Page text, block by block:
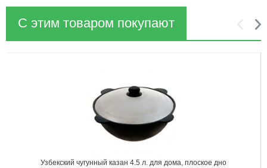
С этим товаром покупают
Узбекский чугунный казан 4.5 л. для дома, плоское дно